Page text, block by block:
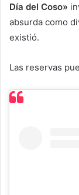
Día del Coso»
absurda como
existió.
Las reservas